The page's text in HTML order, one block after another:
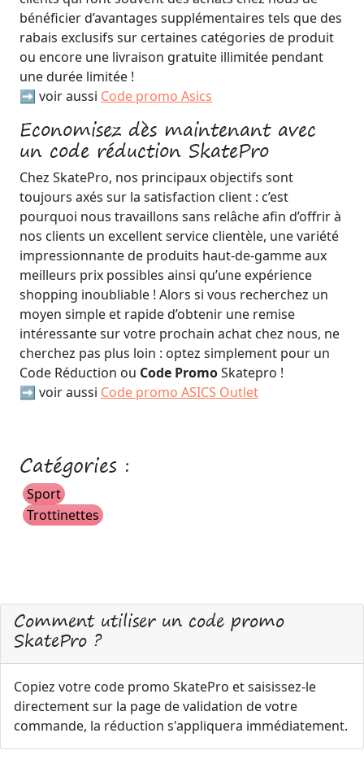
bénéficier d’avantages supplémentaires tels que des
rabais exclusifs sur certaines catégories de produit
ou encore une livraison gratuite illimitée pendant
une durée limitée !
➡️ voir aussi Code promo Asics
Economisez dès maintenant avec
un code réduction SkatePro
Chez SkatePro, nos principaux objectifs sont
toujours axés sur la satisfaction client : c’est
pourquoi nous travaillons sans relâche afin d’offrir à
nos clients un excellent service clientèle, une variété
impressionnante de produits haut-de-gamme aux
meilleurs prix possibles ainsi qu’une expérience
shopping inoubliable ! Alors si vous recherchez un
moyen simple et rapide d’obtenir une remise
intéressante sur votre prochain achat chez nous, ne
cherchez pas plus loin : optez simplement pour un
Code Réduction ou Code PromoSkatepro !
➡️ voir aussi Code promo ASICS Outlet
Catégories :
Sport
Trottinettes
Comment utiliser un code promo
SkatePro ?
Copiez votre code promo SkatePro et saisissez-le
directement sur la page de validation de votre
commande, la réduction s'appliquera immédiatement.